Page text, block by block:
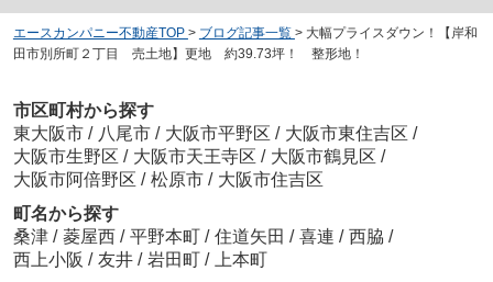
エースカンパニー不動産TOP > ブログ記事一覧 > 大幅プライスダウン！【岸和
田市別所町２丁目 売土地】更地 約39.73坪！ 整形地！
市区町村から探す
東大阪市 / 八尾市 / 大阪市平野区 / 大阪市東住吉区 /
大阪市生野区 / 大阪市天王寺区 / 大阪市鶴見区 /
大阪市阿倍野区 / 松原市 / 大阪市住吉区
町名から探す
桑津 / 菱屋西 / 平野本町 / 住道矢田 / 喜連 / 西脇 /
西上小阪 / 友井 / 岩田町 /
上本町